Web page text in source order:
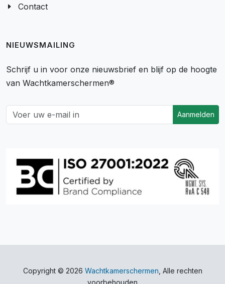
Contact
NIEUWSMAILING
Schrijf u in voor onze nieuwsbrief en blijf op de hoogte
van Wachtkamerschermen®
Aanmelden
Copyright © 2026 Wachtkamerschermen , Alle rechten
voorbehouden